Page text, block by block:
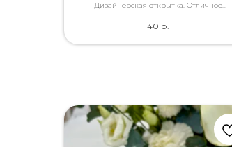
Дизайнерская открытка. Отличное
Вы так хотели сказать.
40 р.